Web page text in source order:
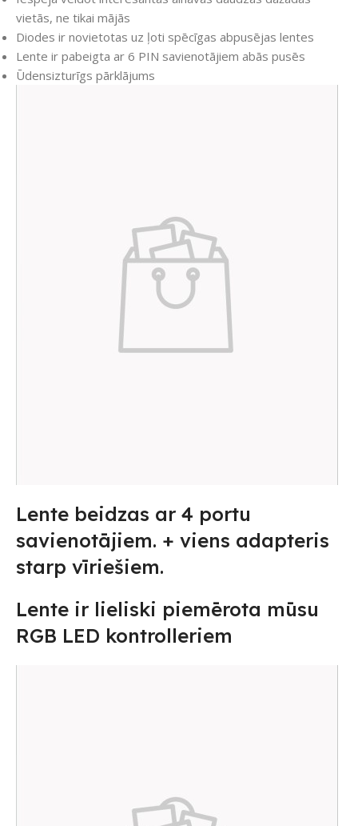
vietās, ne tikai mājās
Diodes ir novietotas uz ļoti spēcīgas abpusējas lentes
Lente ir pabeigta ar 6 PIN savienotājiem abās pusēs
Ūdensizturīgs pārklājums
Lente beidzas ar 4 portu
savienotājiem. + viens adapteris
starp vīriešiem.
Lente ir lieliski piemērota mūsu
RGB LED kontrolleriem